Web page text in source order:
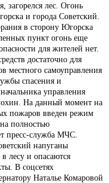
загорелся лес. Огонь
и города Советский.
в сторону Югорска
пункт огонь еще
для жителей нет.
достаточно для
местного самоуправления
спасения и
управления
На данный момент на
пожаров введен режим
полностью
пресс-служба МЧС.
напуганы
лесу и опасаются
В соцсетях
Наталье Комаровой